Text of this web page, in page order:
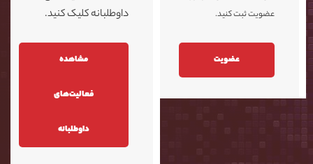
عضویت ثبت کنید.
عضویت
داوطلبانه کلیک کنید.
مشاهده
فعالیت‌های
داوطلبانه